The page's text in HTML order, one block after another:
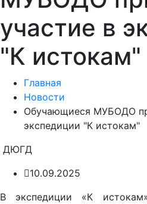
участие в
"К истокам"
Главная
Новости
Обучающиеся МУБОДО
экспедиции "К истокам"
ДЮГД
10.09.2025
В экспедиции «К